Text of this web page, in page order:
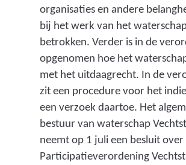
e
n
b
e
l
a
n
g
organisaties en andere
bij het werk van het
betrokken. Verder is in de
opgenomen hoe het
met het uitdaagrecht. In de
zit een procedure voor het
een verzoek daartoe. Het
bestuur van waterschap
neemt op 1 juli een besluit over
Participatieverordening